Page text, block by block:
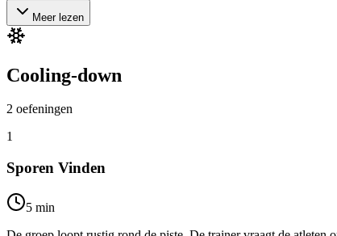
Meer lezen
Cooling-down
2 oefeningen
1
Sporen Vinden
5 min